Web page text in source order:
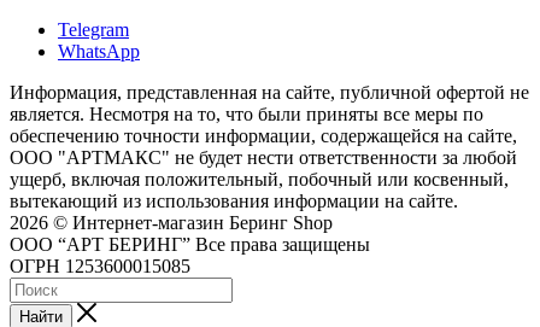
Telegram
WhatsApp
Информация, представленная на сайте, публичной офертой не
является. Несмотря на то, что были приняты все меры по
обеспечению точности информации, содержащейся на сайте,
ООО "АРТМАКС" не будет нести ответственности за любой
ущерб, включая положительный, побочный или косвенный,
вытекающий из использования информации на сайте.
2026 © Интернет-магазин Беринг Shop
ООО “АРТ БЕРИНГ” Все права защищены
ОГРН 1253600015085
Найти